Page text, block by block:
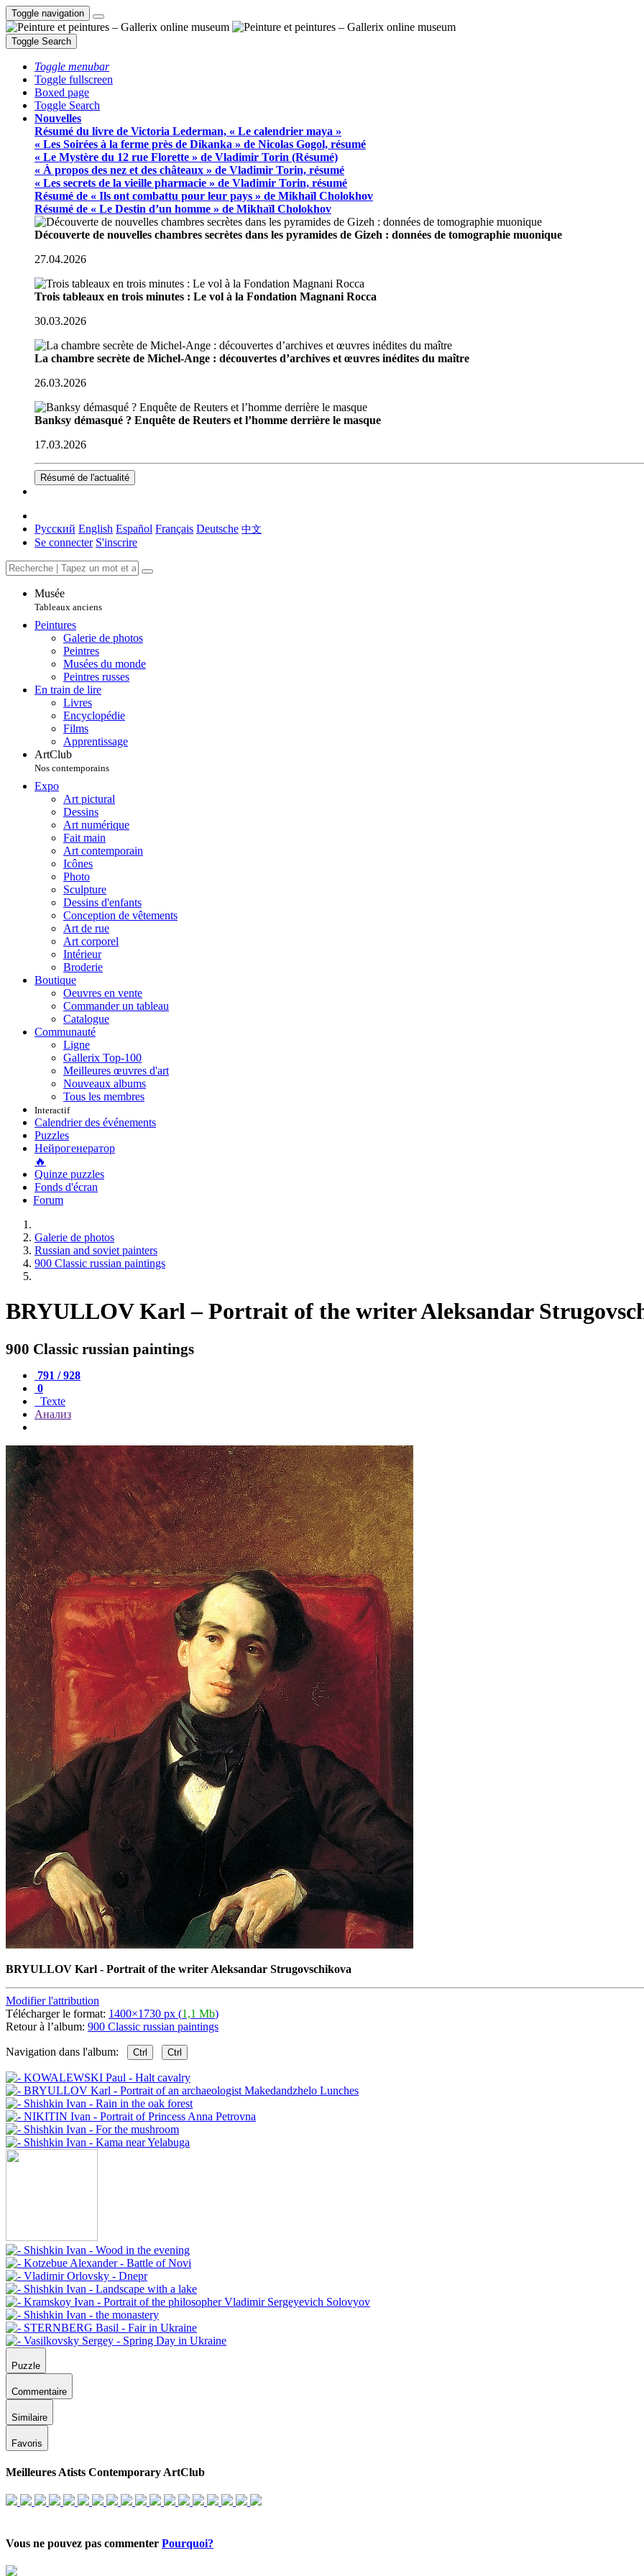
Toggle navigation
Toggle Search
Toggle menubar
Toggle fullscreen
Boxed page
Toggle Search
Nouvelles
Résumé du livre de Victoria Lederman, « Le calendrier maya »
« Les Soirées à la ferme près de Dikanka » de Nicolas Gogol, résumé
« Le Mystère du 12 rue Florette » de Vladimir Torin (Résumé)
« À propos des nez et des châteaux » de Vladimir Torin, résumé
« Les secrets de la vieille pharmacie » de Vladimir Torin, résumé
Résumé de « Ils ont combattu pour leur pays » de Mikhaïl Cholokhov
Résumé de « Le Destin d’un homme » de Mikhaïl Cholokhov
Découverte de nouvelles chambres secrètes dans les pyramides de Gizeh : données de tomographie muonique
27.04.2026
Trois tableaux en trois minutes : Le vol à la Fondation Magnani Rocca
30.03.2026
La chambre secrète de Michel-Ange : découvertes d’archives et œuvres inédites du maître
26.03.2026
Banksy démasqué ? Enquête de Reuters et l’homme derrière le masque
17.03.2026
Résumé de l'actualité
Русский English Español Français Deutsche 中文
Se connecter S'inscrire
Musée
Tableaux anciens
Peintures
Galerie de photos
Peintres
Musées du monde
Peintres russes
En train de lire
Livres
Encyclopédie
Films
Apprentissage
ArtClub
Nos contemporains
Expo
Art pictural
Dessins
Art numérique
Fait main
Art contemporain
Icônes
Photo
Sculpture
Dessins d'enfants
Conception de vêtements
Art de rue
Art corporel
Intérieur
Broderie
Boutique
Oeuvres en vente
Commander un tableau
Catalogue
Communauté
Ligne
Gallerix Top-100
Meilleures œuvres d'art
Nouveaux albums
Tous les membres
Interactif
Calendrier des événements
Puzzles
Нейрогенератор
🔥
Quinze puzzles
Fonds d'écran
Forum
Galerie de photos
Russian and soviet painters
900 Classic russian paintings
BRYULLOV Karl – Portrait of the writer Aleksandar
900 Classic russian paintings
791 / 928
0
Texte
Анализ
BRYULLOV Karl - Portrait of the writer Aleksandar Strugovschikova
Modifier l'attribution
Télécharger le format: 1400×1730 px (1,1 Mb)
Retour à l’album: 900 Classic russian paintings
Navigation dans l'album: Ctrl Ctrl
Puzzle
Commentaire
Similaire
Favoris
Meilleures Atists Contemporary ArtClub
Vous ne pouvez pas commenter Pourquoi?